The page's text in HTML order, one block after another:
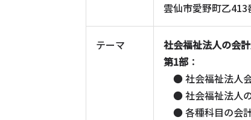
雲仙市愛野町乙
テーマ
社会福祉法人の会
第1部：
● 社会福祉法人
● 社会福祉法人
● 各種科目の会